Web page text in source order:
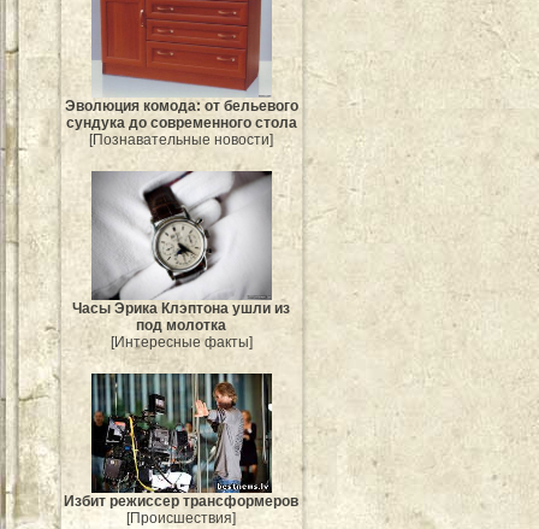
Эволюция комода: от бельевого
сундука до современного стола
[Познавательные новости]
Часы Эрика Клэптона ушли из
под молотка
[Интересные факты]
Избит режиссер трансформеров
[Происшествия]